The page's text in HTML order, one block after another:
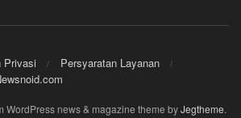
Privasi
Persyaratan Layanan
WordPress news & magazine theme byJegtheme.